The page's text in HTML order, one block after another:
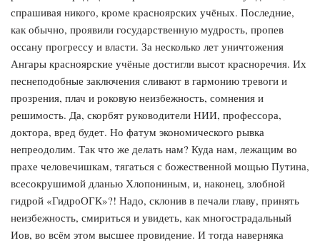
спрашивая никого, кроме красноярских учёных. Последние,
как обычно, проявили государственную мудрость, пропев
оссану прогрессу и власти. За несколько лет уничтожения
Ангары красноярские учёные достигли высот красноречия. Их
песнеподобные заключения сливают в гармонию тревоги и
прозрения, плач и роковую неизбежность, сомнения и
решимость. Да, скорбят руководители НИИ, профессора,
доктора, вред будет. Но фатум экономического рывка
непреодолим. Так что же делать нам? Куда нам, лежащим во
прахе человечишкам, тягаться с божественной мощью Путина,
всесокрушимой дланью Хлопониным, и, наконец, злобной
гидрой «ГидроОГК»?! Надо, склонив в печали главу, принять
неизбежность, смириться и увидеть, как многострадальный
Иов, во всём этом высшее провидение. И тогда наверняка